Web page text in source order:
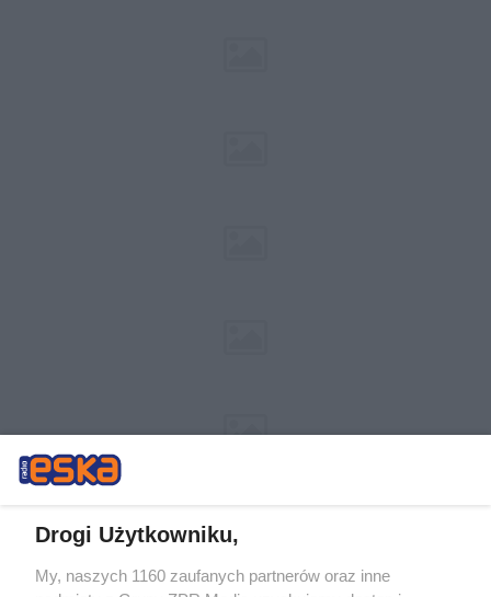
Drogi Użytkowniku,
My, naszych 1160 zaufanych partnerów oraz inne